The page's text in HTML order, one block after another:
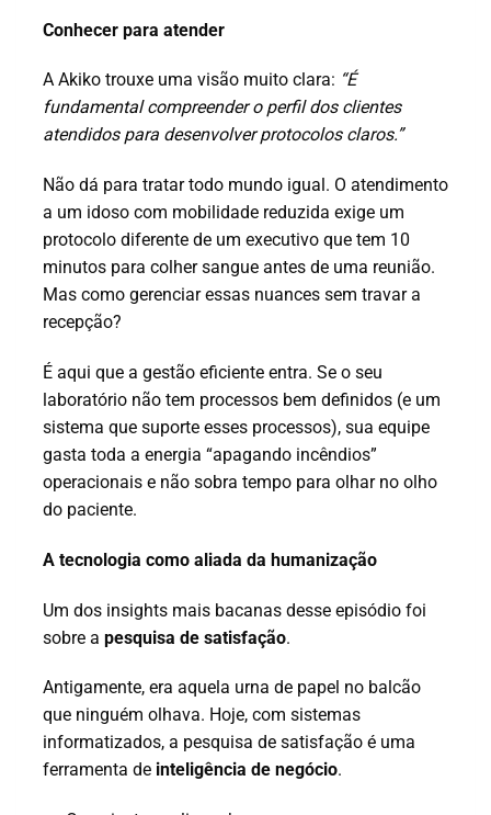
Conhecer para atender
A Akiko trouxe uma visão muito clara: “É
fundamental compreender o perfil dos clientes
atendidos para desenvolver protocolos claros.”
Não dá para tratar todo mundo igual. O atendimento
a um idoso com mobilidade reduzida exige um
protocolo diferente de um executivo que tem 10
minutos para colher sangue antes de uma reunião.
Mas como gerenciar essas nuances sem travar a
recepção?
É aqui que a gestão eficiente entra. Se o seu
laboratório não tem processos bem definidos (e um
sistema que suporte esses processos), sua equipe
gasta toda a energia “apagando incêndios”
operacionais e não sobra tempo para olhar no olho
do paciente.
A tecnologia como aliada da humanização
Um dos insights mais bacanas desse episódio foi
sobre a pesquisa de satisfação.
Antigamente, era aquela urna de papel no balcão
que ninguém olhava. Hoje, com sistemas
informatizados, a pesquisa de satisfação é uma
ferramenta de inteligência de negócio.